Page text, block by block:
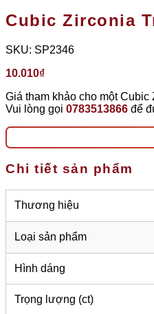
Cubic Zirconia
SKU: SP2346
10.010₫
Giá tham khảo cho một
Vui lòng gọi 0783513866 để
Chi tiết sản phẩm
Thương hiệu
Loại sản phẩm
Hình dáng
Trọng lượng (ct)